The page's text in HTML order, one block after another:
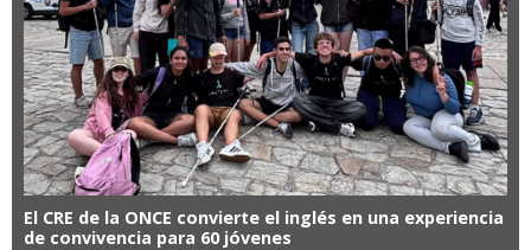
El CRE de la ONCE convierte el inglés en una experiencia
de convivencia para 60 jóvenes